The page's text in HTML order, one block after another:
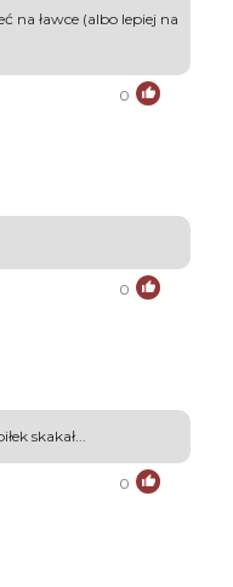
na ławce (albo lepiej na
0
0
skakał...
0